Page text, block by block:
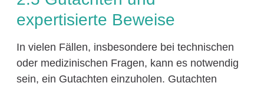
expertisierte Beweise
In vielen Fällen, insbesondere bei technischen
oder medizinischen Fragen, kann es notwendig
sein, ein Gutachten einzuholen. Gutachten